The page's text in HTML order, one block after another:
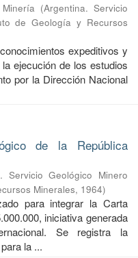
(Argentina. Servicio
de Geología y Recursos
expeditivos y
ejecución de los estudios
por la Dirección Nacional
de la República
Servicio Geológico Minero
Minerales, 1964)
para integrar la Carta
iniciativa generada
Se registra la
la ...